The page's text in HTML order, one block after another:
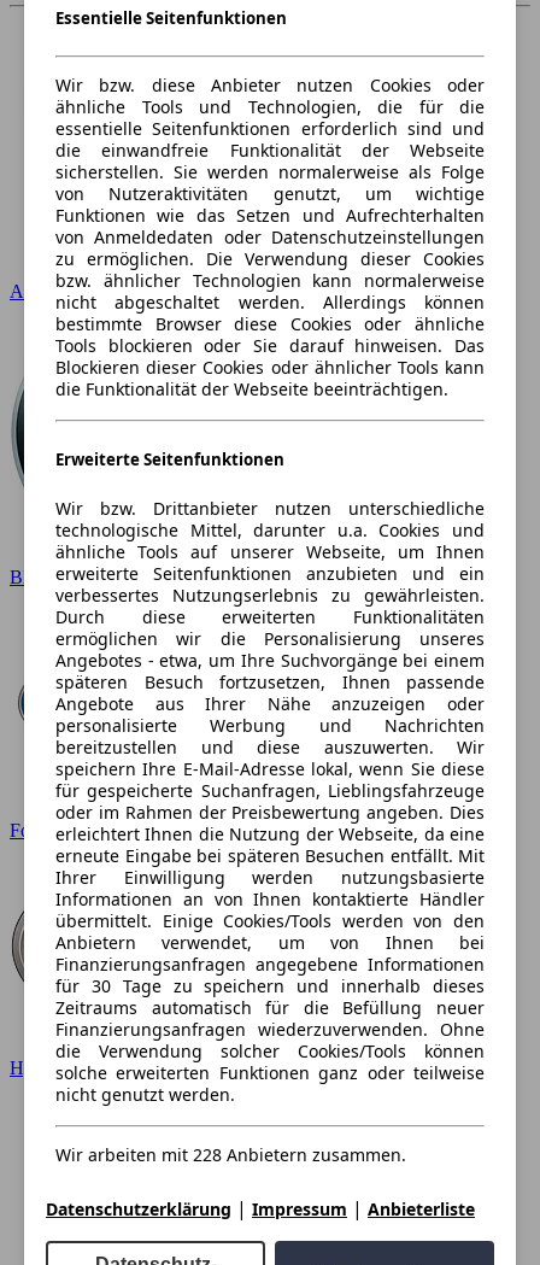
Audi
BMW
Ford
Hyundai
Essentielle Seitenfunktionen
Wir bzw. diese Anbieter nutzen Cookies oder
ähnliche Tools und Technologien, die für die
essentielle Seitenfunktionen erforderlich sind und
die einwandfreie Funktionalität der Webseite
sicherstellen. Sie werden normalerweise als Folge
von Nutzeraktivitäten genutzt, um wichtige
Funktionen wie das Setzen und Aufrechterhalten
von Anmeldedaten oder Datenschutzeinstellungen
zu ermöglichen. Die Verwendung dieser Cookies
bzw. ähnlicher Technologien kann normalerweise
nicht abgeschaltet werden. Allerdings können
bestimmte Browser diese Cookies oder ähnliche
Tools blockieren oder Sie darauf hinweisen. Das
Blockieren dieser Cookies oder ähnlicher Tools kann
die Funktionalität der Webseite beeinträchtigen.
Erweiterte Seitenfunktionen
Wir bzw. Drittanbieter nutzen unterschiedliche
technologische Mittel, darunter u.a. Cookies und
ähnliche Tools auf unserer Webseite, um Ihnen
erweiterte Seitenfunktionen anzubieten und ein
verbessertes Nutzungserlebnis zu gewährleisten.
Durch diese erweiterten Funktionalitäten
ermöglichen wir die Personalisierung unseres
Angebotes - etwa, um Ihre Suchvorgänge bei einem
späteren Besuch fortzusetzen, Ihnen passende
Angebote aus Ihrer Nähe anzuzeigen oder
personalisierte Werbung und Nachrichten
bereitzustellen und diese auszuwerten. Wir
speichern Ihre E-Mail-Adresse lokal, wenn Sie diese
für gespeicherte Suchanfragen, Lieblingsfahrzeuge
oder im Rahmen der Preisbewertung angeben. Dies
erleichtert Ihnen die Nutzung der Webseite, da eine
erneute Eingabe bei späteren Besuchen entfällt. Mit
Ihrer Einwilligung werden nutzungsbasierte
Informationen an von Ihnen kontaktierte Händler
übermittelt. Einige Cookies/Tools werden von den
Anbietern verwendet, um von Ihnen bei
Finanzierungsanfragen angegebene Informationen
für 30 Tage zu speichern und innerhalb dieses
Zeitraums automatisch für die Befüllung neuer
Finanzierungsanfragen wiederzuverwenden. Ohne
die Verwendung solcher Cookies/Tools können
solche erweiterten Funktionen ganz oder teilweise
nicht genutzt werden.
Wir arbeiten mit 228 Anbietern zusammen.
Datenschutzerklärung | Impressum | Anbieterliste